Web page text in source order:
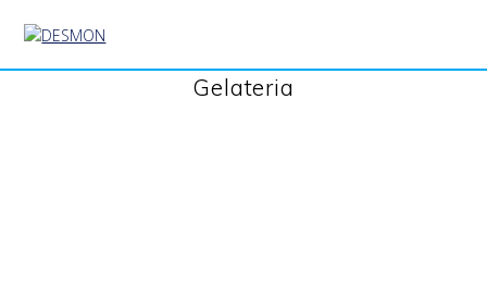
Gelateria